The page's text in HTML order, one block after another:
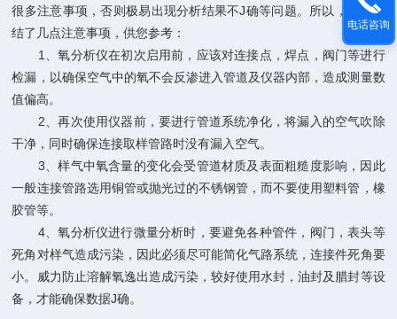
很多注意事项，否则极易出现分析结果不J确等问题。所以，小编总
结了几点注意事项，供您参考：
1、氧分析仪在初次启用前，应该对连接点，焊点，阀门等进行
检漏，以确保空气中的氧不会反渗进入管道及仪器内部，造成测量数
值偏高。
2、再次使用仪器前，要进行管道系统净化，将漏入的空气吹除
干净，同时确保连接取样管路时没有漏入空气。
3、样气中氧含量的变化会受管道材质及表面粗糙度影响，因此
一般连接管路选用铜管或抛光过的不锈钢管，而不要使用塑料管，橡
胶管等。
4、氧分析仪进行微量分析时，要避免各种管件，阀门，表头等
死角对样气造成污染，因此必须尽可能简化气路系统，连接件死角要
小。威力防止溶解氧逸出造成污染，较好使用水封，油封及腊封等设
备，才能确保数据J确。
电话咨询